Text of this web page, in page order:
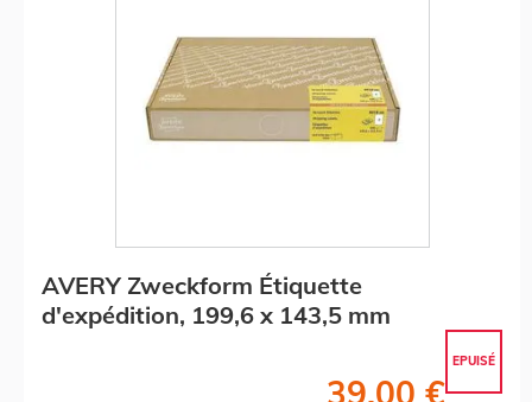
AVERY Zweckform Étiquette
d'expédition, 199,6 x 143,5 mm
EPUISÉ
39,00 €